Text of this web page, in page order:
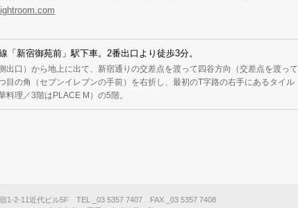
「新宿御苑前」駅下車。2番出口より徒歩3分。
出口）から地上に出て、新宿通りの交差点を渡って四谷方向（交差点を渡って
目の角（セブンイレブンの手前）を右折し、最初のT字路の右手にあるタイル
料理／3階はPLACE M）の5階。
1-2-11近代ビル5F TEL _03 5357 7407 FAX _03 5357 7408